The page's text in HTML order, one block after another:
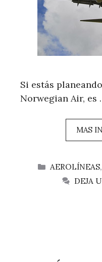
Si estás
Norwegian Air, es
MAS
CATEGORÍAS
AEROLÍNEAS,
DEJA